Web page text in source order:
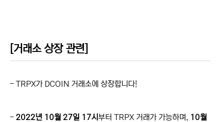
[거래소 상장 관련]
- TRPX가 DCOIN 거래소에 상장합니다!
- 2022년 10월 27일 17시부터 TRPX 거래가 가능하며, 10월